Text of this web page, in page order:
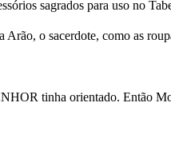
sagrados para uso no
o sacerdote, como as
tinha orientado. Então